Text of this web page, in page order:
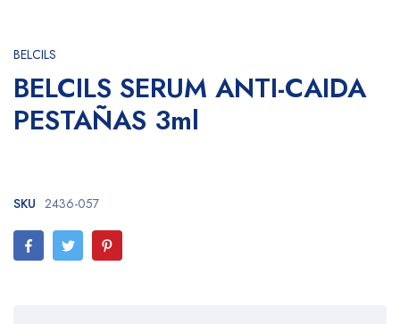
BELCILS
BELCILS SERUM ANTI-CAIDA
PESTAÑAS 3ml
SKU 2436-057